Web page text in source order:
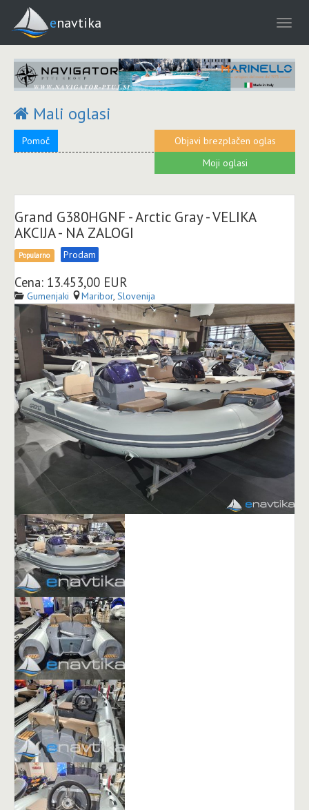
enavtika
Mali oglasi
Objavi brezplačen oglas
Pomoč
Moji oglasi
Grand G380HGNF - Arctic Gray - VELIKA
AKCIJA - NA ZALOGI
Popularno Prodam
Cena: 13.453,00 EUR
Gumenjaki Maribor, Slovenija